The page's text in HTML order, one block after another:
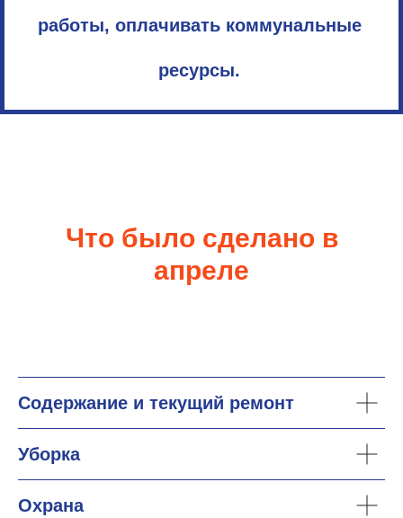
работы, оплачивать коммунальные
ресурсы.
Что было сделано в
апреле
Содержание и текущий ремонт
Уборка
Охрана